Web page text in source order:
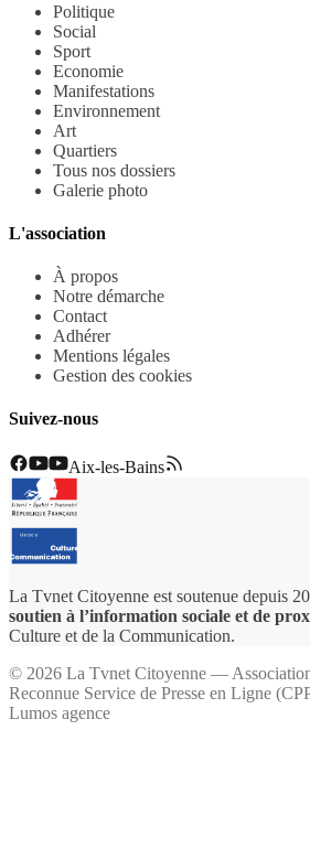
Politique
Social
Sport
Economie
Manifestations
Environnement
Art
Quartiers
Tous nos dossiers
Galerie photo
L'association
À propos
Notre démarche
Contact
Adhérer
Mentions légales
Gestion des cookies
Suivez-nous
Aix-les-Bains
La Tvnet Citoyenne est soutenue depuis
soutien à l’information sociale et de
Culture et de la Communication.
© 2026 La Tvnet Citoyenne —
Reconnue Service de Presse en Ligne
Lumos agence